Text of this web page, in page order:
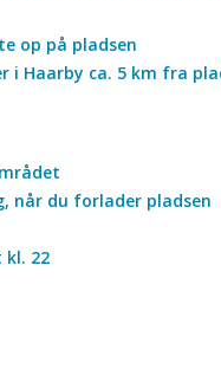
op på pladsen
i Haarby ca. 5 km fra
når du forlader pladsen
kl. 22